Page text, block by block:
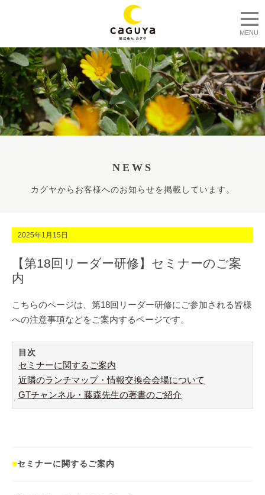
MENU
NEWS
カグヤからお客様へのお知らせを掲載しています。
2025年1月15日
【第18回リーダー研修】セミナーのご案
内
こちらのページは、第18回リーダー研修にご参加される皆様
への注意事項などをご案内するページです。
目次
セミナーに関するご案内
近隣のランチマップ・情報交換会会場について
GTチャンネル・藤森先生の著書のご紹介
■セミナーに関するご案内